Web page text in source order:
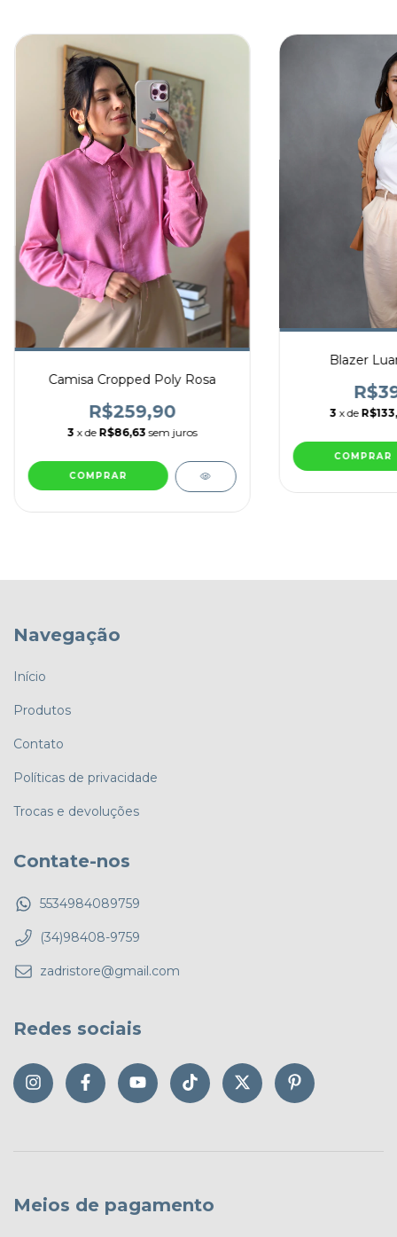
Camisa Cropped Poly Rosa
R$259,90
3 x de R$86,63 sem juros
COMPRAR
Blazer
3 x de
COMPRAR
Navegação
Início
Produtos
Contato
Políticas de privacidade
Trocas e devoluções
Contate-nos
5534984089759
(34)98408-9759
zadristore@gmail.com
Redes sociais
Meios de pagamento